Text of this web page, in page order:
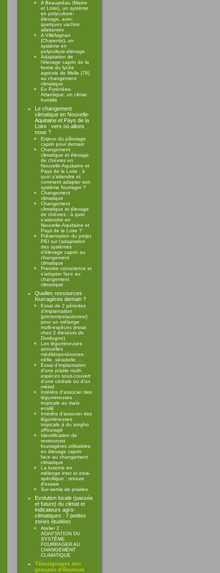
A Beaupréau (Maine
et Loire), un système
en polyculture-
élevage, avec
quelques vaches
allaitantes
A Villefagnan
(Charente), un
système en
polyculture-élevage
Adaptation de
l’élevage caprin de la
ferme du lycée
agricole de Melle (79)
au changement
climatique
En Pyrénées-
Atlantique, un climat
humide
Le changement
climatique en Nouvelle-
Aquitaine et Pays de la
Loire : vers où allons
nous ?
Enjeux du pâturage
caprin pour demain
Changement
climatique et élevage
de chèvres en
Nouvelle-Aquitaine et
Pays de la Loire : à
quoi s’attendre et
comment adapter son
système fourrager ?
Changement
climatique
Changement
climatique et élevage
de chèvres : à quoi
s’attendre en
Nouvelle-Aquitaine et
Pays de la Loire ?
Présentation du projet
PEI sur l’adaptation
des systèmes
d’élevage caprin au
changement
climatique
Prendre conscience et
s’adapter face au
changement
climatique
Quelles ressources
fourragères demain ?
Essai de 2 périodes
d’implantation
(printemps/automne)
pour un mélange
multi-espèces (essai
chez 2 éleveurs de
Dordogne)
Les légumineuses
annuelles
méditérannéennes :
trèfle, séradelle, ...
Essai d’implantation
d’une prairie multi-
espèces sous-couvert
d’une céréale ou d’un
méteil
Intérêts d’associer des
légumineuses
tropicale au maïs
ensilé
Intérêts d’associer des
légumineuses
tropicale à du sorgho
affouragé
Identification de
ressources
fourragères utilisables
en élevage caprin
face au changement
climatique
La luzerne en
mélange inter et intra-
spécifique : retours
d’essais
Sur-semis de prairies
Evolution locale (passée
et future) du climat et
indicateurs agro-
climatiques : 7 petites
zones étudiées
Atelier 2 :
ADAPTATION DU
SYSTÈME
FOURRAGER AU
CHANGEMENT
CLIMATIQUE
Témoignages des
groupes d’éleveurs